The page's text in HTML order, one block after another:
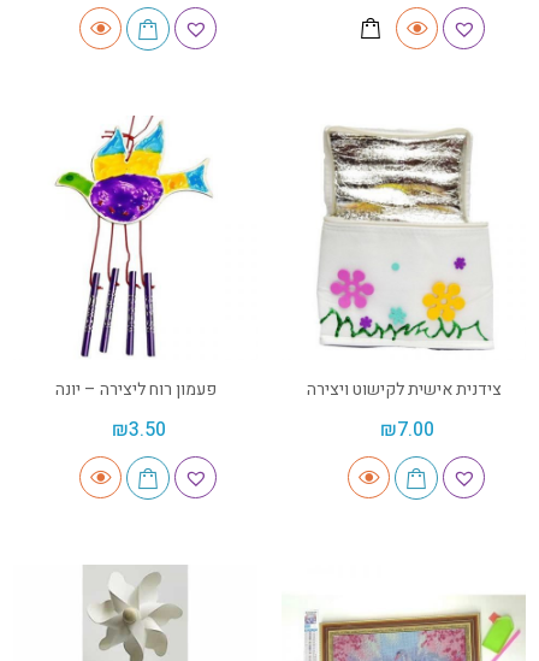
צידנית אישית לקישוט ויצירה
₪7.00
פעמון רוח ליצירה – יונה
₪3.50